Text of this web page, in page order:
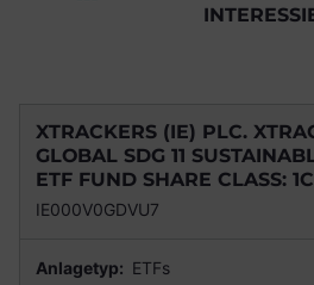
XTRACKERS (IE) PLC.
GLOBAL SDG 11
ETF FUND SHARE CLASS: 1C
IE000V0GDVU7
Anlagetyp: ETFs